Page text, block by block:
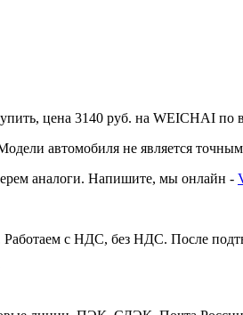
цена 3140 руб. на WEICHAI по
автомобиля не является точным.
аналоги. Напишите, мы онлайн -
с НДС, без НДС. После